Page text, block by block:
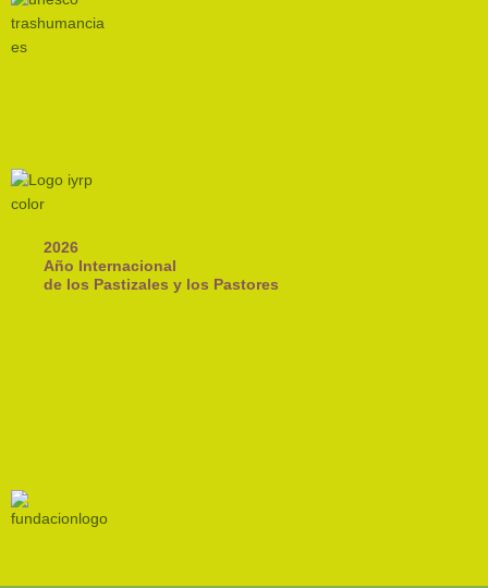
2026
Año Internacional
de los Pastizales y los Pastores